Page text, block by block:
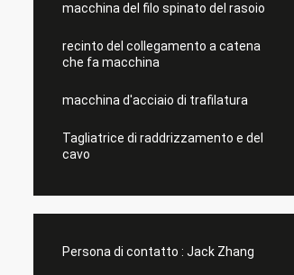
macchina del filo spinato del rasoio
recinto del collegamento a catena
che fa macchina
macchina d'acciaio di trafilatura
Tagliatrice di raddrizzamento e del
cavo
Persona di contatto : Jack Zhang